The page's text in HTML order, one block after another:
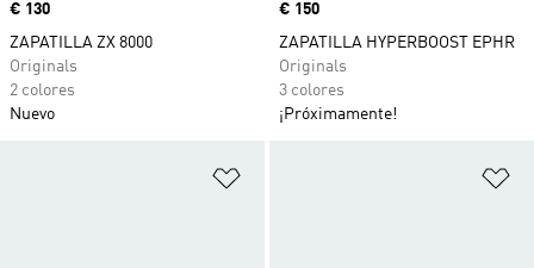
Precio
€ 130
ZAPATILLA ZX 8000
Originals
2 colores
Nuevo
Precio
€ 150
ZAPATILLA HYPERBOOST EPHR
Originals
3 colores
¡Próximamente!